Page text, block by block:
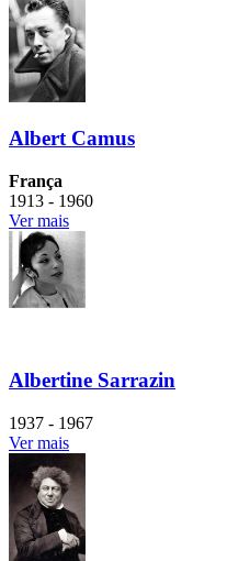
Albert Camus
França
1913 - 1960
Ver mais
Albertine Sarrazin
1937 - 1967
Ver mais